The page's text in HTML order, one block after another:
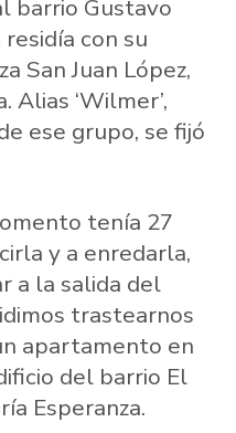
barrio Gustavo
con su
San Juan López,
Alias ‘Wilmer’,
ese grupo, se fijó
tenía 27
y a enredarla,
a la salida del
trastearnos
apartamento en
del barrio El
Esperanza.